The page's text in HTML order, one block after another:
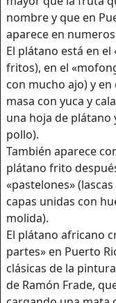
nombre y que en
aparece en
El plátano está en
fritos), en el
con mucho ajo) y
masa con yuca y
una hoja de plátano
pollo).
También aparece
plátano frito
«pastelones»
capas unidas con
molida).
El plátano africano
partes» en Puerto
clásicas de la
de Ramón Frade,